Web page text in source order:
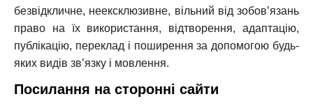
безвідкличне, неексклюзивне, вільний від зобов’язань
право на їх використання, відтворення, адаптацію,
публікацію, переклад і поширення за допомогою будь-
яких видів зв’язку і мовлення.
Посилання на сторонні сайти